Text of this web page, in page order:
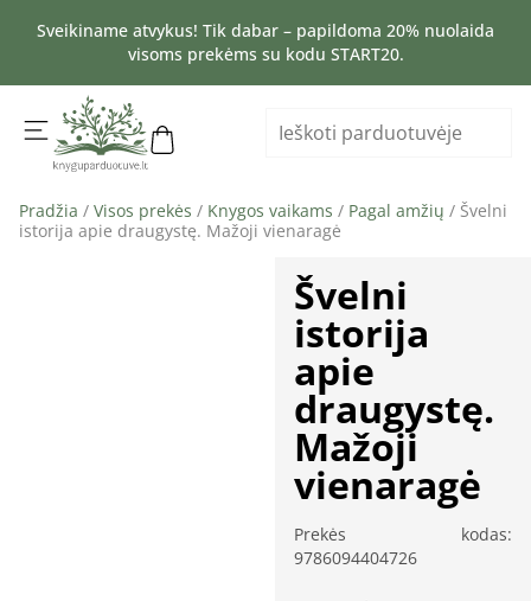
Sveikiname atvykus! Tik dabar – papildoma 20% nuolaida
visoms prekėms su kodu START20.
Pradžia / Visos prekės / Knygos vaikams / Pagal amžių / Švelni
istorija apie draugystę. Mažoji vienaragė
Švelni
istorija
apie
draugystę.
Mažoji
vienaragė
Prekės kodas:
9786094404726